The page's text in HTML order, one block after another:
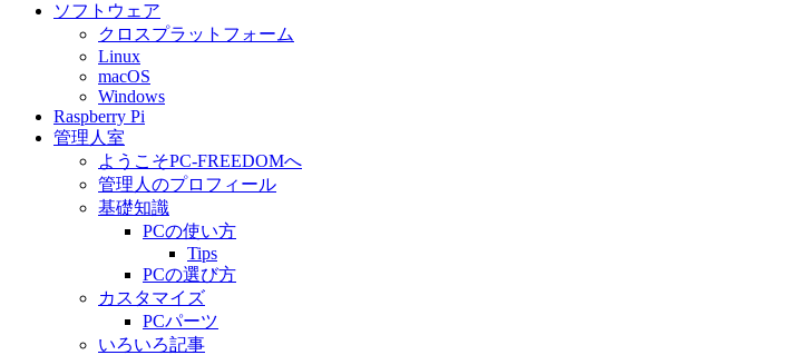
ソフトウェア
クロスプラットフォーム
Linux
macOS
Windows
Raspberry Pi
管理人室
ようこそPC-FREEDOMへ
管理人のプロフィール
基礎知識
PCの使い方
Tips
PCの選び方
カスタマイズ
PCパーツ
いろいろ記事